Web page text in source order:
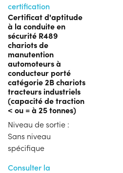
certification
Certificat d'aptitude
à la conduite en
sécurité R489
chariots de
manutention
automoteurs à
conducteur porté
catégorie 2B chariots
tracteurs industriels
(capacité de traction
< ou = à 25 tonnes)
Niveau de sortie :
Sans niveau
spécifique
Consulter la